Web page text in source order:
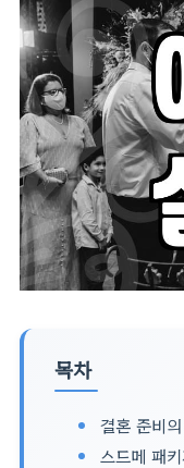
목차
결혼 준비
스드메 패